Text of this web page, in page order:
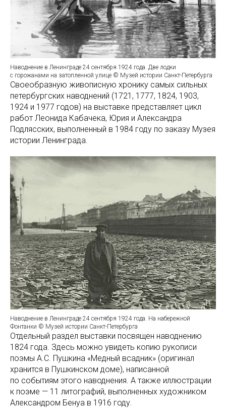
Наводнение в Ленинграде 24 сентября 1924 года. Две лодки
с горожанами на затопленной улице © Музей истории Санкт-Петербурга
Своеобразную живописную хронику самых сильных
петербургских наводнений (1721, 1777, 1824, 1903,
1924 и 1977 годов) на выставке представляет цикл
работ Леонида Кабачека, Юрия и Александра
Подлясских, выполненный в 1984 году по заказу Музея
истории Ленинграда.
Наводнение в Ленинграде 24 сентября 1924 года. На набережной
Фонтанки © Музей истории Санкт-Петербурга
Отдельный раздел выставки посвящен наводнению
1824 года. Здесь можно увидеть копию рукописи
поэмы А.С. Пушкина «Медный всадник» (оригинал
хранится в Пушкинском доме), написанной
по событиям этого наводнения. А также иллюстрации
к поэме — 11 литографий, выполненных художником
Александром Бенуа в 1916 году.